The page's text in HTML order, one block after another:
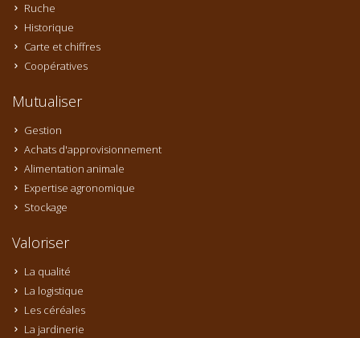
Ruche
Historique
Carte et chiffres
Coopératives
Mutualiser
Gestion
Achats d'approvisionnement
Alimentation animale
Expertise agronomique
Stockage
Valoriser
La qualité
La logistique
Les céréales
La jardinerie